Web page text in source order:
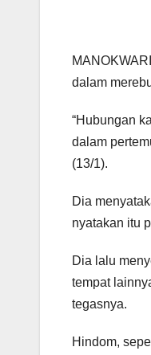
dalam
“Hubungan
dalam
(13/1).
Dia
nyatakan itu
Dia lalu
tempat
tegasnya.
Hindom,